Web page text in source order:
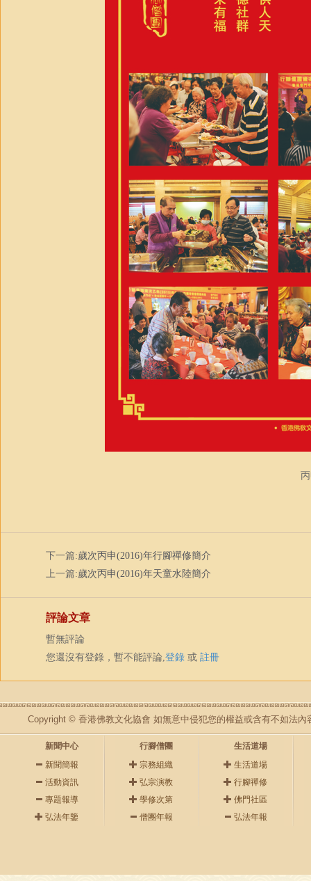
下一篇:歲次丙申(2016)年行腳禪修簡介
上一篇:歲次丙申(2016)年天童水陸簡介
評論文章
暫無評論
您還沒有登錄，暫不能評論,登錄 或 註冊
Copyright © 香港佛教文化協會 如無意中侵犯您的權益或含有不如法內
新聞中心
新聞簡報
活動資訊
專題報導
弘法年鑒
行腳僧團
宗務組織
弘宗演教
學修次第
僧團年報
生活道場
生活道場
行腳禪修
佛門社區
弘法年報